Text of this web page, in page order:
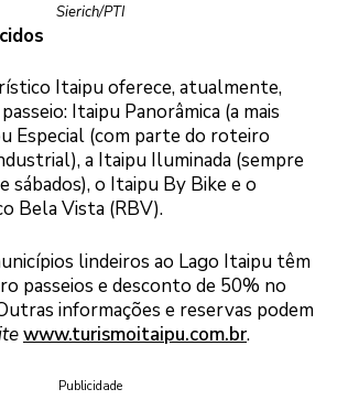
Sierich/PTI
Itaipu oferece, atualmente,
Itaipu Panorâmica (a mais
Especial (com parte do roteiro
a Itaipu Iluminada (sempre
sábados), o Itaipu By Bike e o
Bela Vista (RBV).
lindeiros ao Lago Itaipu têm
passeios e desconto de 50% no
informações e reservas podem
www.turismoitaipu.com.br.
Publicidade